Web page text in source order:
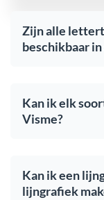
Zijn alle
beschikbaar
Kan ik elk
Visme?
Kan ik een
lijngrafiek